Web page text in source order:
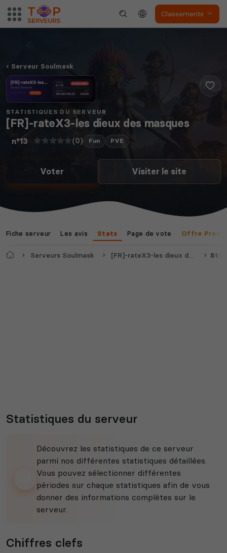
Classements
Serveur Soulmask
STATISTIQUES DU SERVEUR
[FR]-rateX3-les dieux des masques
n°13 (0) Fun PVE
Voter Visiter le site
Fiche serveur Les avis Stats Page de vote Offre
AccueilServeurs Soulmask [FR]-rateX3-les dieux des masques
Statistiques du serveur
Découvrez les statistiques de ce serveur
parmi nos différentes statistiques détaillées.
Vous pouvez sélectionner différentes
périodes sur chaque statistiques afin de vous
donner des informations complètes sur le
serveur.
Chiffres clefs